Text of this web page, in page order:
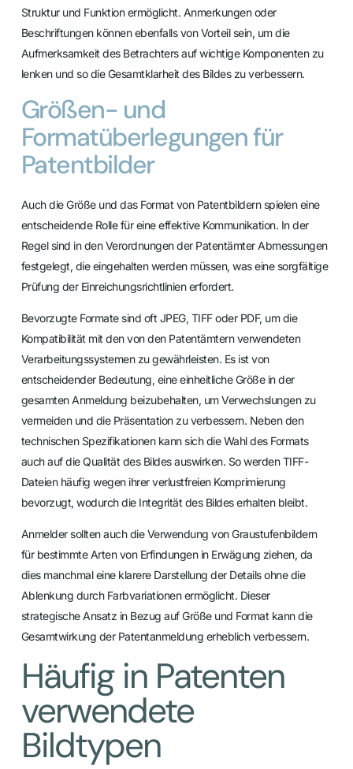
Struktur und Funktion ermöglicht. Anmerkungen oder
Beschriftungen können ebenfalls von Vorteil sein, um die
Aufmerksamkeit des Betrachters auf wichtige Komponenten zu
lenken und so die Gesamtklarheit des Bildes zu verbessern.
Größen- und
Formatüberlegungen für
Patentbilder
Auch die Größe und das Format von Patentbildern spielen eine
entscheidende Rolle für eine effektive Kommunikation. In der
Regel sind in den Verordnungen der Patentämter Abmessungen
festgelegt, die eingehalten werden müssen, was eine sorgfältige
Prüfung der Einreichungsrichtlinien erfordert.
Bevorzugte Formate sind oft JPEG, TIFF oder PDF, um die
Kompatibilität mit den von den Patentämtern verwendeten
Verarbeitungssystemen zu gewährleisten. Es ist von
entscheidender Bedeutung, eine einheitliche Größe in der
gesamten Anmeldung beizubehalten, um Verwechslungen zu
vermeiden und die Präsentation zu verbessern. Neben den
technischen Spezifikationen kann sich die Wahl des Formats
auch auf die Qualität des Bildes auswirken. So werden TIFF-
Dateien häufig wegen ihrer verlustfreien Komprimierung
bevorzugt, wodurch die Integrität des Bildes erhalten bleibt.
Anmelder sollten auch die Verwendung von Graustufenbildern
für bestimmte Arten von Erfindungen in Erwägung ziehen, da
dies manchmal eine klarere Darstellung der Details ohne die
Ablenkung durch Farbvariationen ermöglicht. Dieser
strategische Ansatz in Bezug auf Größe und Format kann die
Gesamtwirkung der Patentanmeldung erheblich verbessern.
Häufig in Patenten
verwendete
Bildtypen